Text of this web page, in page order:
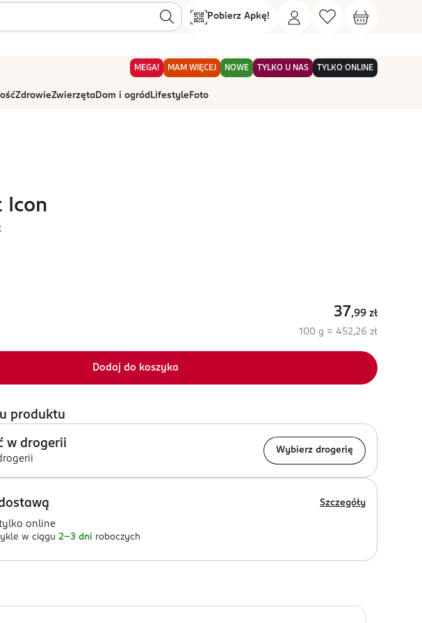
Pobierz Apkę!
MEGA! MAM WIĘCEJ NOWE TYLKO U NAS TYLKO ONLINE
ZdrowieZwierzętaDom i ogród Lifestyle Foto
Icon
37,99 zł
100 g = 452,26 zł
Dodaj do koszyka
produktu
w drogerii
Wybierz drogerię
Szczegóły
online
w ciągu 2-3 dni roboczych